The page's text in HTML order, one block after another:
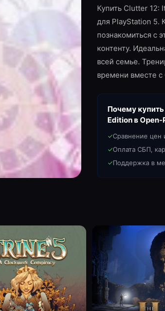
Купить Clutter 12:
для PlayStation 5.
познакомиться с
контенту.
всей семье.
времени вместе с
Почему купить
Editionв Open-
✓Сравнение цен
✓Оплата СБП,
✓Поддержка в